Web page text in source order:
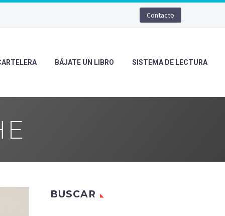
Contacto
BÁJATE UN LIBRO SISTEMA DE LECTURA
BUSCAR